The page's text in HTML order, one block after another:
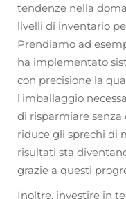
tendenze nella
livelli di inventario
Prendiamo ad
ha implementato
con precisione la
l'imballaggio
di risparmiare
riduce gli sprechi di
risultati sta
grazie a questi
Inoltre, investire in